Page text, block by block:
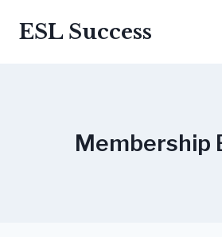
ESL Success
Membership